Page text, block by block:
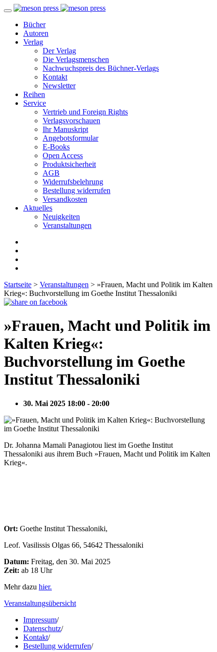
Bücher
Autoren
Verlag
Der Verlag
Die Verlagsmenschen
Nachwuchspreis des Büchner-Verlags
Kontakt
Newsletter
Reihen
Service
Vertrieb und Foreign Rights
Verlagsvorschauen
Ihr Manuskript
Angebotsformular
E-Books
Open Access
Produktsicherheit
AGB
Widerrufsbelehrung
Bestellung widerrufen
Versandkosten
Aktuelles
Neuigkeiten
Veranstaltungen
Startseite > Veranstaltungen > »Frauen, Macht und Politik im Kalten
Krieg«: Buchvorstellung im Goethe Institut Thessaloniki
»Frauen, Macht und Politik im
Kalten Krieg«:
Buchvorstellung im Goethe
Institut Thessaloniki
30. Mai 2025 18:00 - 20:00
Dr. Johanna Mamali Panagiotou liest im Goethe Institut
Thessaloniki aus ihrem Buch »Frauen, Macht und Politik im Kalten
Krieg«.
Ort: Goethe Institut Thessaloniki,
Leof. Vasilissis Olgas 66, 54642 Thessaloniki
Datum: Freitag, den 30. Mai 2025
Zeit: ab 18 Uhr
Mehr dazu hier.
Veranstaltungsübersicht
Impressum/
Datenschutz/
Kontakt/
Bestellung widerrufen/